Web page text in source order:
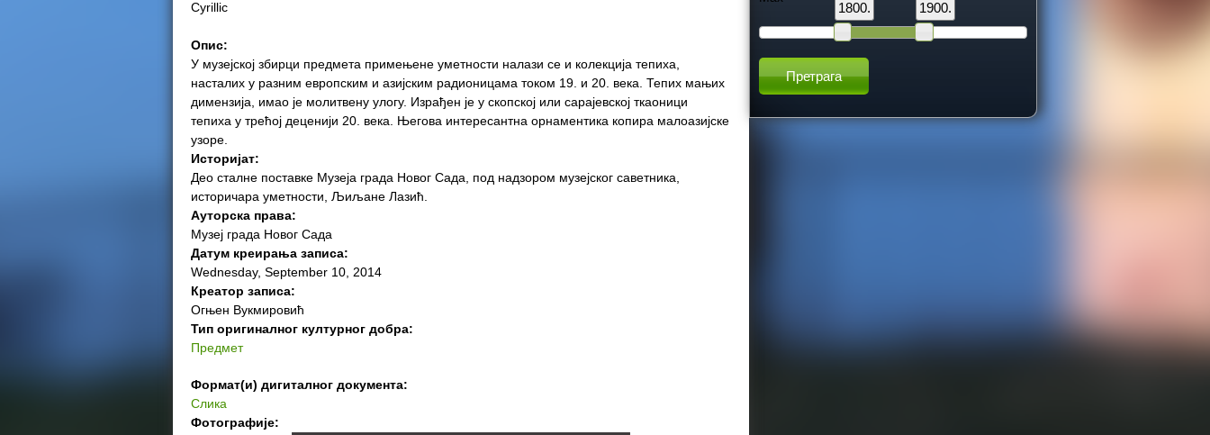
r
e
Cyrillic
Опис:
У музејској збирци предмета примењене уметности налази се и колекција тепиха,
насталих у разним европским и азијским радионицама током 19. и 20. века. Тепих мањих
димензија, имао је молитвену улогу. Израђен је у скопској или сарајевској ткаоници
тепиха у трећој деценији 20. века. Његова интересантна орнаментика копира малоазијске
узоре.
Историјат:
Део сталне поставке Музеја града Новог Сада, под надзором музејског саветника,
историчара уметности, Љиљане Лазић.
Ауторска права:
Музеј града Новог Сада
Датум креирања записа:
Wednesday, September 10, 2014
Креатор записа:
Огњен Вукмировић
Тип оригиналног културног добра:
Предмет
Формат(и) дигиталног документа:
Слика
Фотографије:
h
1800. 1900.